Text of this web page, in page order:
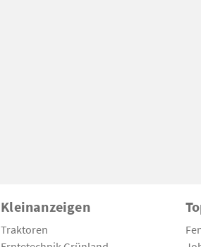
Kleinanzeigen
Traktoren